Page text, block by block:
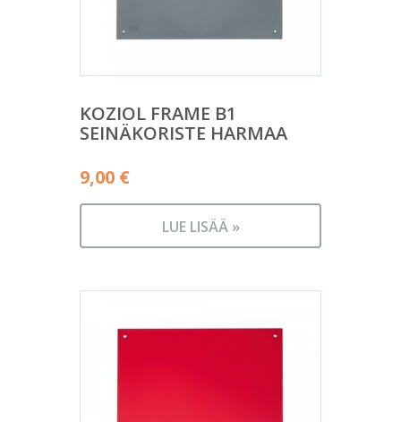
KOZIOL FRAME B1
SEINÄKORISTE HARMAA
9,00 €
LUE LISÄÄ »